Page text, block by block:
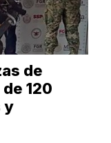
de
120
y